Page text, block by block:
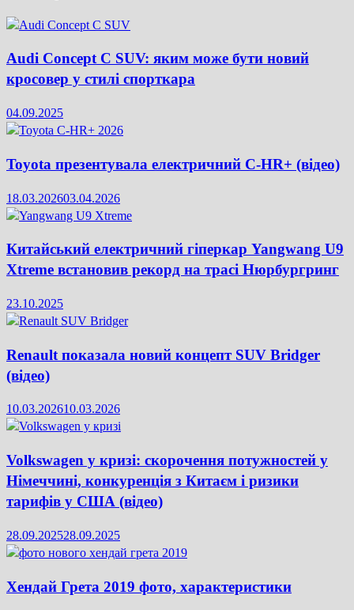
Audi Concept C SUV: яким може бути новий
кросовер у стилі спорткара
04.09.2025
Toyota презентувала електричний C-HR+ (відео)
18.03.202603.04.2026
Китайський електричний гіперкар Yangwang U9
Xtreme встановив рекорд на трасі Нюрбургринг
23.10.2025
Renault показала новий концепт SUV Bridger
(відео)
10.03.202610.03.2026
Volkswagen у кризі: скорочення потужностей у
Німеччині, конкуренція з Китаєм і ризики
тарифів у США (відео)
28.09.202528.09.2025
Хендай Грета 2019 фото, характеристики